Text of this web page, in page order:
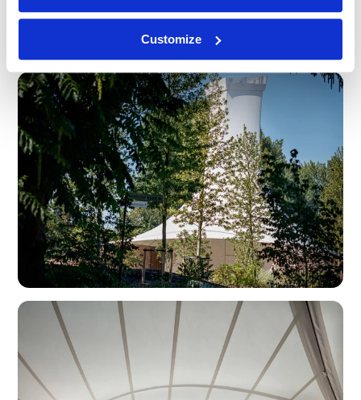
Customize